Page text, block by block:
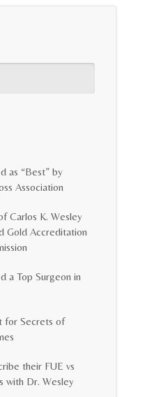
as “Best” by
Association
Carlos K. Wesley
Gold Accreditation
a Top Surgeon in
for Secrets of
their FUE vs
with Dr. Wesley